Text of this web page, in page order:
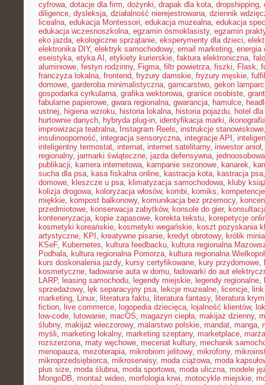
cyfrowa, dotacje dla firm, dożynki, drapak dla kota, dropshipping,
diligence, dysleksja, działalność nierejestrowana, dziennik
licealna, edukacja Montessori, edukacja muzealna, edukacja
edukacja wczesnoszkolna, egzamin ósmoklasisty, egzamin
eko jazda, ekologiczne sprzątanie, eksperymenty dla dzieci,
elektronika DIY, elektryk samochodowy, email marketing, energia
eseistyka, etyka AI , etykiety kurierskie, faktura elektroniczna,
aluminiowe, festyn rodzinny, Figma, filtr powietrza, fiszki, Flask,
franczyza lokalna, frontend, fryzury damskie, fryzury męskie,
domowe, garderoba minimalistyczna, garncarstwo, gekon
gospodarka cyrkularna, grafika wektorowa, granice osobiste,
fabularne papierowe, gwara regionalna, gwarancja, hamulce,
ustnej, higiena wzroku, historia lokalna, historia pojazdu, hotel
hurtownie danych, hybryda plug-in, identyfikacja marki,
improwizacja teatralna, Instagram Reels, instrukcje stanowiskowe
insulinooporność, integracja sensoryczna, integracje API ,
inteligentny termostat, internat, internet satelitarny, inwestor anioł
regionalny, jarmarki świąteczne, jazda defensywna,
publikacji, kamera internetowa, kampanie sezonowe, kanarek,
sucha dla psa, kasa fiskalna online, kastracja kota, kastracja psa
domowe, kleszcze u psa, klimatyzacja samochodowa, kluby
kolizja drogowa, koloryzacja włosów, kombi, komiks,
miękkie, kompost balkonowy, komunikacja bez przemocy,
przedmiotowe, konserwacja zabytków, konsole do gier,
konteneryzacja, kopie zapasowe, korekta tekstu, korepetycje
kosmetyki koreańskie, kosmetyki wegańskie, koszt pozyskania
artystyczne, KPI , kreatywne pisanie, kredyt obrotowy, królik
KSeF, Kubernetes, kultura feedbacku, kultura regionalna
Podhala, kultura regionalna Pomorza, kultura regionalna
kurs doskonalenia jazdy, kursy certyfikowane, kury przydomowe,
kosmetyczne, ładowanie auta w domu, ładowarki do aut
LARP, leasing samochodu, legendy miejskie, legendy regionalne,
sprzedażowy, lęk separacyjny psa, lekcje muzealne, licencje,
marketing, Linux, literatura faktu, literatura fantasy, literatura
fiction, live commerce, logopedia dziecięca, lojalność klientów,
low-code, lutowanie, macOS, magazyn ciepła, makijaż dzienny,
ślubny, makijaż wieczorowy, malarstwo polskie, mandat, manga,
myśli, marketing lokalny, marketing szeptany, marketplace, marża
rozszerzona, maty węchowe, mecenat kultury, mechanik
menopauza, mezoterapia, mikrobiom jelitowy, mikrofony,
mikroprzedsiębiorca, mikroserwisy, moda ciążowa, moda
plus size, moda ślubna, moda sportowa, moda uliczna, modele
MongoDB, montaż wideo, morfologia krwi, motocykle miejskie,